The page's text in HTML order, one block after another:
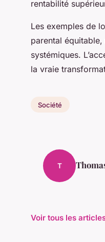
rentabilité
Les exemples de
parental
systémiques.
la vraie
Société
T
Voir tous les